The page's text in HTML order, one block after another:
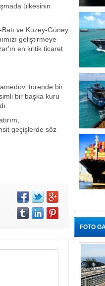
ülkesinin
ve Kuzey-Güney
geliştirmeye
en kritik ticaret
törende bir
bir başka kuru
geçişlerde söz
FOTO